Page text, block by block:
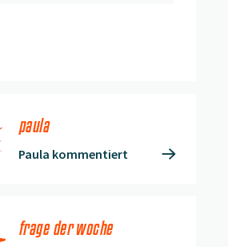
paula
Paula kommentiert
frage der woche